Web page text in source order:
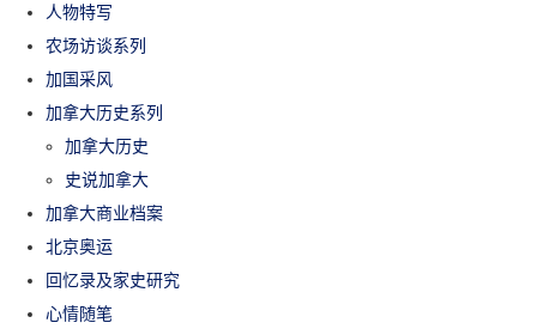
人物特写
农场访谈系列
加国采风
加拿大历史系列
加拿大历史
史说加拿大
加拿大商业档案
北京奥运
回忆录及家史研究
心情随笔